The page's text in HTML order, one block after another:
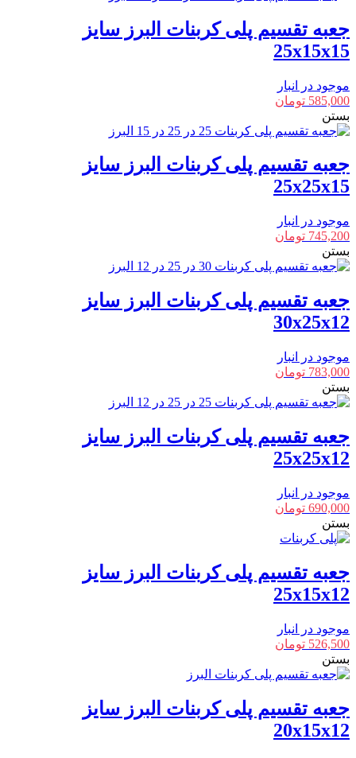
جعبه تقسیم پلی کربنات البرز سایز
25x15x15
موجود در انبار
585,000 تومان
بستن
جعبه تقسیم پلی کربنات البرز سایز
25x25x15
موجود در انبار
745,200 تومان
بستن
جعبه تقسیم پلی کربنات البرز سایز
30x25x12
موجود در انبار
783,000 تومان
بستن
جعبه تقسیم پلی کربنات البرز سایز
25x25x12
موجود در انبار
690,000 تومان
بستن
جعبه تقسیم پلی کربنات البرز سایز
25x15x12
موجود در انبار
526,500 تومان
بستن
جعبه تقسیم پلی کربنات البرز سایز
20x15x12